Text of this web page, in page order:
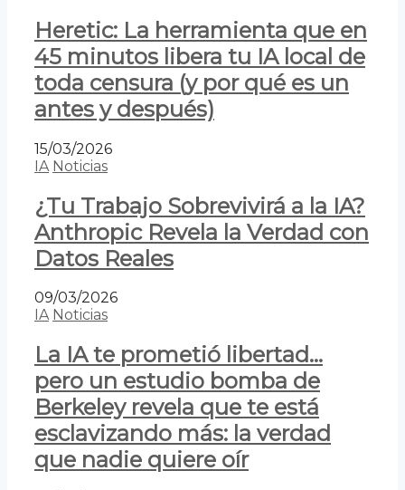
Heretic: La herramienta que en
45 minutos libera tu IA local de
toda censura (y por qué es un
antes y después)
15/03/2026
IA Noticias
¿Tu Trabajo Sobrevivirá a la IA?
Anthropic Revela la Verdad con
Datos Reales
09/03/2026
IA Noticias
La IA te prometió libertad…
pero un estudio bomba de
Berkeley revela que te está
esclavizando más: la verdad
que nadie quiere oír